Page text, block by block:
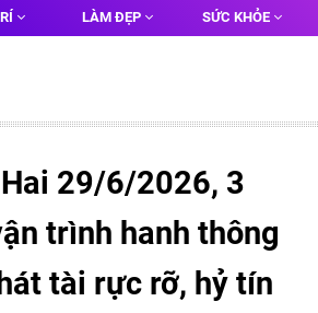
LÀM ĐẸP SỨC KHỎE
29/6/2026, 3
trình hanh thông
tài rực rỡ, hỷ tín